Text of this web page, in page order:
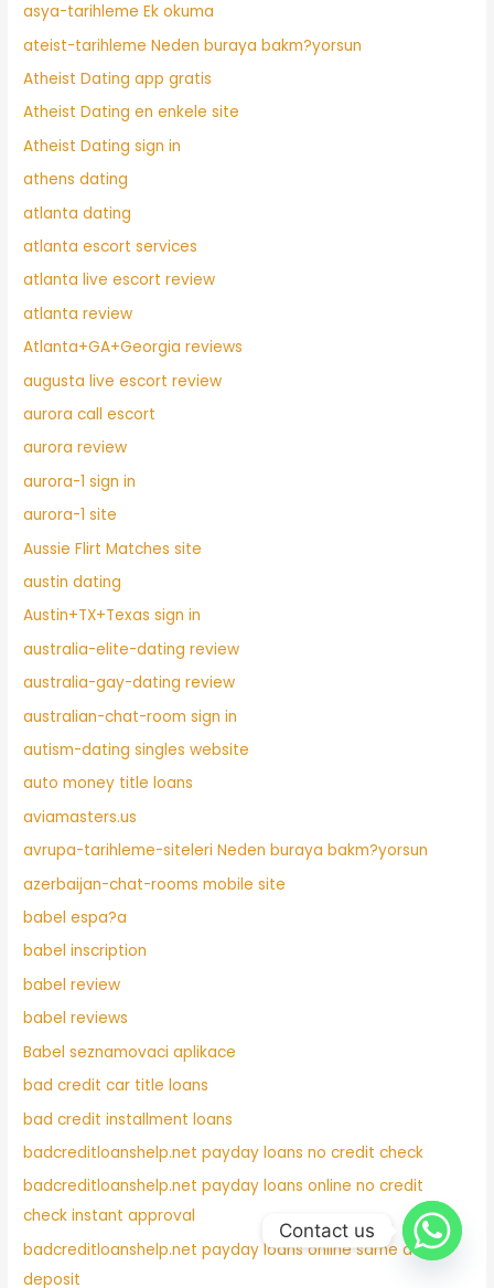
asya-tarihleme Ek okuma
ateist-tarihleme Neden buraya bakm?yorsun
Atheist Dating app gratis
Atheist Dating en enkele site
Atheist Dating sign in
athens dating
atlanta dating
atlanta escort services
atlanta live escort review
atlanta review
Atlanta+GA+Georgia reviews
augusta live escort review
aurora call escort
aurora review
aurora-1 sign in
aurora-1 site
Aussie Flirt Matches site
austin dating
Austin+TX+Texas sign in
australia-elite-dating review
australia-gay-dating review
australian-chat-room sign in
autism-dating singles website
auto money title loans
aviamasters.us
avrupa-tarihleme-siteleri Neden buraya bakm?yorsun
azerbaijan-chat-rooms mobile site
babel espa?a
babel inscription
babel review
babel reviews
Babel seznamovaci aplikace
bad credit car title loans
bad credit installment loans
badcreditloanshelp.net payday loans no credit check
badcreditloanshelp.net payday loans online no credit
check instant approval
badcreditloanshelp.net payday loans online same day
deposit
Contact us